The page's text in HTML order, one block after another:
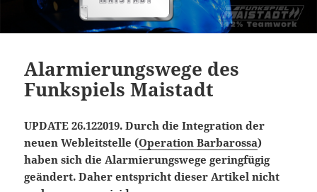
Alarmierungswege des
Funkspiels Maistadt
UPDATE 26.122019. Durch die Integration der
neuen Webleitstelle (Operation Barbarossa)
haben sich die Alarmierungswege geringfügig
geändert. Daher entspricht dieser Artikel nicht